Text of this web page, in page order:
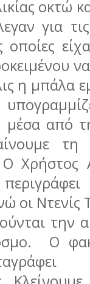
οκτώ
για τις
η μπάλα
από
Χρήστος
οι
την
Ο